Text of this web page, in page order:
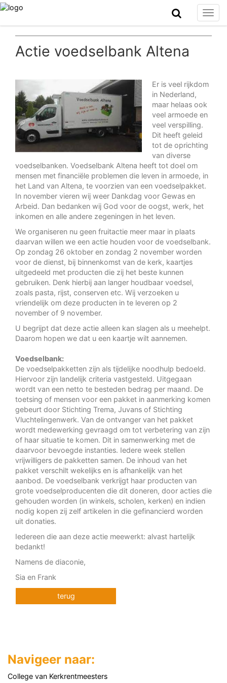
Actie voedselbank Altena
Er is veel rijkdom
in Nederland,
maar helaas ook
veel armoede en
veel verspilling.
Dit heeft geleid
tot de oprichting
van diverse
voedselbanken. Voedselbank Altena heeft tot doel om
mensen met financiële problemen die leven in armoede, in
het Land van Altena, te voorzien van een voedselpakket.
In november vieren wij weer Dankdag voor Gewas en
Arbeid. Dan bedanken wij God voor de oogst, werk, het
inkomen en alle andere zegeningen in het leven.
We organiseren nu geen fruitactie meer maar in plaats
daarvan willen we een actie houden voor de voedselbank.
Op zondag 26 oktober en zondag 2 november worden
voor de dienst, bij binnenkomst van de kerk, kaartjes
uitgedeeld met producten die zij het beste kunnen
gebruiken. Denk hierbij aan langer houdbaar voedsel,
zoals pasta, rijst, conserven etc. Wij verzoeken u
vriendelijk om deze producten in te leveren op 2
november of 9 november.
U begrijpt dat deze actie alleen kan slagen als u meehelpt.
Daarom hopen we dat u een kaartje wilt aannemen.
Voedselbank:
De voedselpakketten zijn als tijdelijke noodhulp bedoeld.
Hiervoor zijn landelijk criteria vastgesteld. Uitgegaan
wordt van een netto te besteden bedrag per maand. De
toetsing of mensen voor een pakket in aanmerking komen
gebeurt door Stichting Trema, Juvans of Stichting
Vluchtelingenwerk. Van de ontvanger van het pakket
wordt medewerking gevraagd om tot verbetering van zijn
of haar situatie te komen. Dit in samenwerking met de
daarvoor bevoegde instanties. Iedere week stellen
vrijwilligers de pakketten samen. De inhoud van het
pakket verschilt wekelijks en is afhankelijk van het
aanbod. De voedselbank verkrijgt haar producten van
grote voedselproducenten die dit doneren, door acties die
gehouden worden (in winkels, scholen, kerken) en indien
nodig kopen zij zelf artikelen in die gefinancierd worden
uit donaties.
Iedereen die aan deze actie meewerkt: alvast hartelijk
bedankt!
Namens de diaconie,
Sia en Frank
terug
Navigeer naar:
College van Kerkrentmeesters